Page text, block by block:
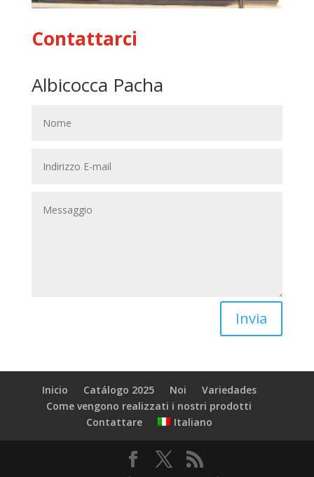
Contattarci
Albicocca Pacha
Invia
Inicio Catálogo 2025 Noi
Variedades
Come vengono realizzati i nostri prodotti
Contattare
Italiano